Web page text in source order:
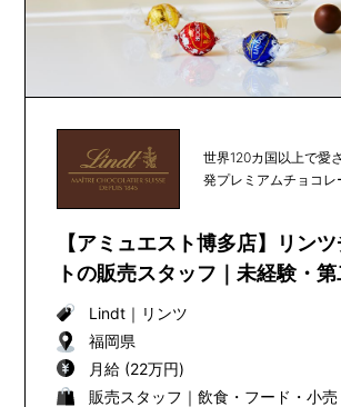
世界120カ国以上で愛
発プレミアムチョコレ
【アミュエスト博多店】リン
トの販売スタッフ｜未経験・
Lindt｜ リンツ
福岡県
月給 (22万円)
販売スタッフ｜飲食・フード・小売